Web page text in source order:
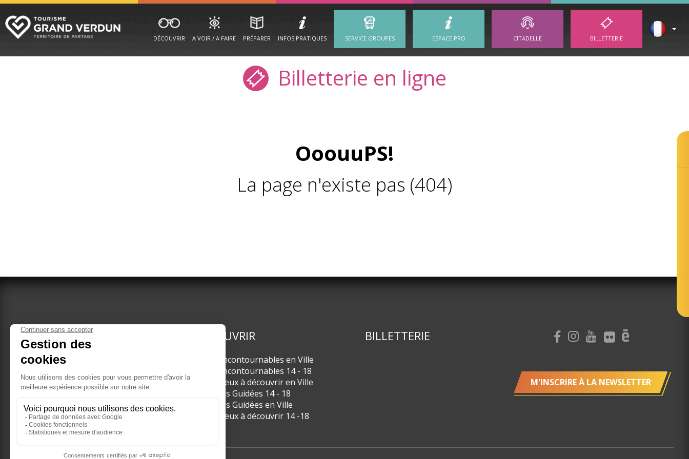
DÉCOUVRIR A VOIR / A FAIRE PRÉPARER INFOS PRATIQUES SERVICE GROUPES ESPACE PRO CITADELLE BILLETTERIE
Billetterie en ligne
OoouuPS!
La page n'existe pas (404)
VERDUN TOURISME
Groupes adultes
Groupes scolaires
Nos guides
DÉCOUVRIR
Les incontournables en Ville
Les incontournables 14 - 18
Les lieux à découvrir en Ville
Visites Guidées 14 - 18
Visites Guidées en Ville
Les lieux à découvrir 14 -18
BILLETTERIE
M'INSCRIRE À LA NEWSLETTER